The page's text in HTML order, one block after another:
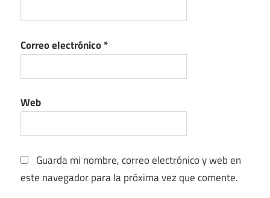
Correo electrónico*
Web
Guarda mi nombre, correo electrónico y web en
este navegador para la próxima vez que comente.